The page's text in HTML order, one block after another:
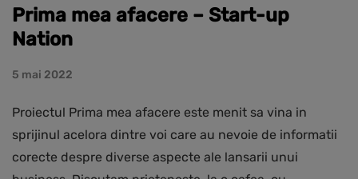
Prima mea afacere – Start-up
Nation
5 mai 2022
Proiectul Prima mea afacere este menit sa vina in
sprijinul acelora dintre voi care au nevoie de informatii
corecte despre diverse aspecte ale lansarii unui